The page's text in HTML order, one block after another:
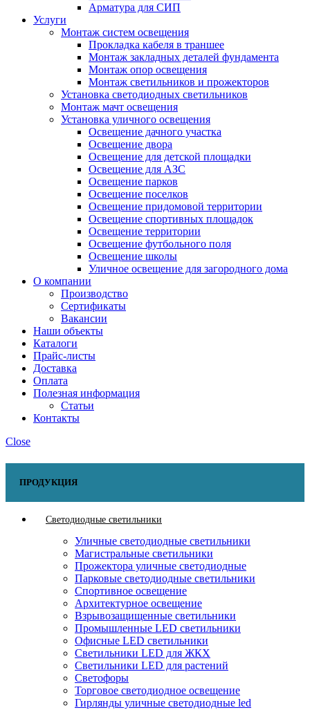
Арматура для СИП
Услуги
Монтаж систем освещения
Прокладка кабеля в траншее
Монтаж закладных деталей фундамента
Монтаж опор освещения
Монтаж светильников и прожекторов
Установка светодиодных светильников
Монтаж мачт освещения
Установка уличного освещения
Освещение дачного участка
Освещение двора
Освещение для детской площадки
Освещение для АЗС
Освещение парков
Освещение поселков
Освещение придомовой территории
Освещение спортивных площадок
Освещение территории
Освещение футбольного поля
Освещение школы
Уличное освещение для загородного дома
О компании
Производство
Сертификаты
Вакансии
Наши объекты
Каталоги
Прайс-листы
Доставка
Оплата
Полезная информация
Статьи
Контакты
Close
ПРОДУКЦИЯ
Светодиодные светильники
Уличные светодиодные светильники
Магистральные светильники
Прожектора уличные светодиодные
Парковые светодиодные светильники
Спортивное освещение
Архитектурное освещение
Взрывозащищенные светильники
Промышленные LED светильники
Офисные LED светильники
Cветильники LED для ЖКХ
Светильники LED для растений
Светофоры
Торговое светодиодное освещение
Гирлянды уличные светодиодные led